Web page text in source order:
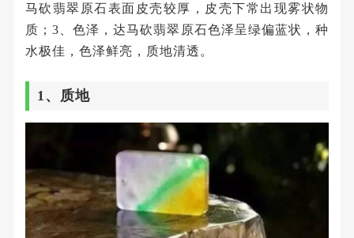
马砍翡翠原石表面皮壳较厚，皮壳下常出现雾状物
质；3、色泽，达马砍翡翠原石色泽呈绿偏蓝状，种
水极佳，色泽鲜亮，质地清透。
1、质地